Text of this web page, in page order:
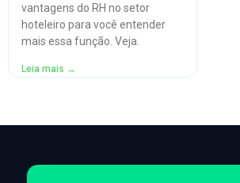
vantagens do RH no setor
hoteleiro para você entender
mais essa função. Veja.
Leia mais →